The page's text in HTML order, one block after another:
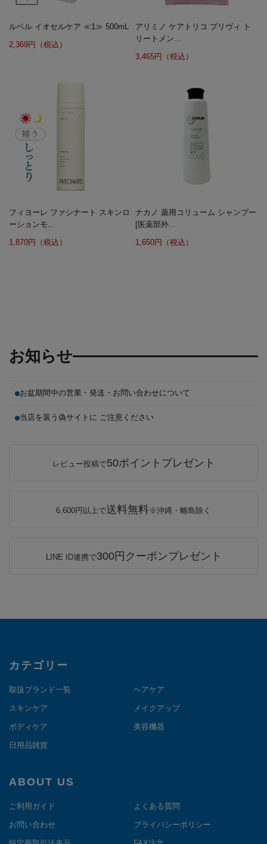
ルベル イオセルケア ≪1≫ 500mL
2,369円（税込）
アリミノ ケアトリコ プリヴィ ト
リートメン...
3,465円（税込）
フィヨーレ ファシナート スキンロ
ーションモ...
1,870円（税込）
ナカノ 薬用コリューム シャンプー
[医薬部外...
1,650円（税込）
お知らせ
お盆期間中の営業・発送・お問い合わせについて
当店を装う偽サイトに ご注意ください
レビュー投稿で50ポイントプレゼント
6,600円以上で送料無料※沖縄・離島除く
LINE ID連携で300円クーポンプレゼント
カテゴリー
取扱ブランド一覧 ヘアケア
スキンケア メイクアップ
ボディケア 美容機器
日用品雑貨
ABOUT US
ご利用ガイド よくある質問
お問い合わせ プライバシーポリシー